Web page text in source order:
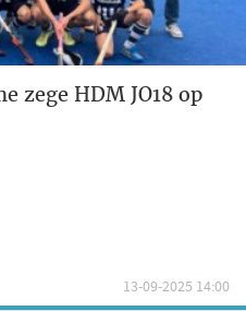
zege HDM JO18 op
13-09-2025 14:00